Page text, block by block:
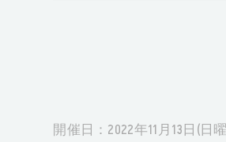
開催日：2022年11月13日(日